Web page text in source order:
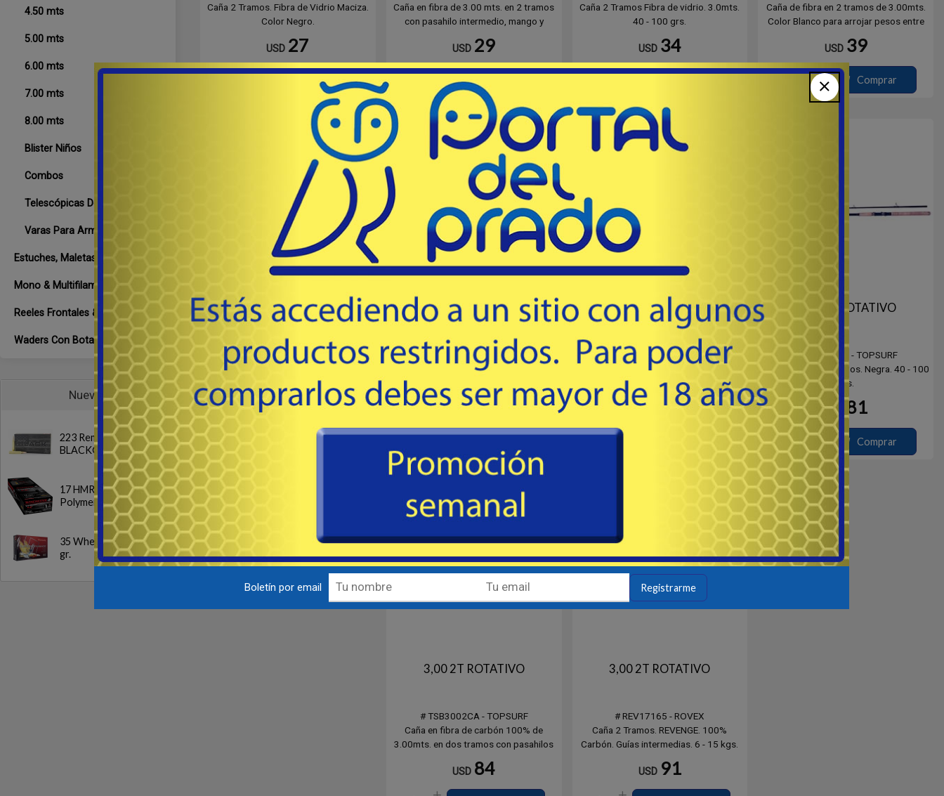
4.50 mts
5.00 mts
6.00 mts
7.00 mts
8.00 mts
Blister Niños
Combos
Telescópicas De Lance
Varas Para Armar
Estuches, Maletas & Valijas
Mono & Multifilamentos
Reeles Frontales & Rotativos
Waders Con Botas
Nuevos
223 Rem. FMJ
BLACK® 62 gr
17 HMR NTX
Polymer Tip 15.5gr.
35 Whelen SP 200
gr.
Caña 2 Tramos. Fibra de Vidrio Maciza.
Color Negro.
USD 27
Comprar
Caña en fibra de 3.00 mts. en 2 tramos
con pasahilo intermedio, mango y
entre 40 - 100grs.
Resistencia 10 Libras.
USD 29
Consultar
Caña 2 Tramos Fibra de vidrio. 3.0mts.
40 - 100 grs.
USD 34
Caña de fibra en 2 tramos de 3.00mts.
Color Blanco para arrojar pesos entre
USD 39
Comprar
3,00 2T FRONTAL
# AP3002 - APOLO AZUL
Caña de 3.00mts, en 2 Tramos, color
azul con doble hilado reforzado en
pasahilos para frontal apta para arrojar
de 100 - 200 grs.
USD 39
Destacado
3,00 2T FRONTAL
# PET300 - PETER
Caña 2 Tramos. Maciza en fibra de
vidrio, con pasahilos intermedios. Color
violeta.
USD 41
Destacado
3,00 2T ROTATIVO
# ARMBK3002 - FEROZA
Caña en 2 tramos de carbón 100%
Negra con gatillo para bait cast apta
para arrojar de 40 - 80 Grs.
USD 73
3,00 2T ROTATIVO
# ARMBK300 - TOPSURF
Caña Topsurf 2 Tramos. Negra. 40 - 100
Grs.
USD 81
Comprar
3,00 2T ROTATIVO
# TSB3002CA - TOPSURF
Caña en fibra de carbón 100% de
3.00mts. en dos tramos con pasahilos
termocontraíble. Para arrojar pesos
entre 100 - 200grs.
USD 84
3,00 2T ROTATIVO
# REV17165 - ROVEX
Caña 2 Tramos. REVENGE. 100%
Carbón. Guías intermedias. 6 - 15 kgs.
USD 91
Boletín por email Registrarme